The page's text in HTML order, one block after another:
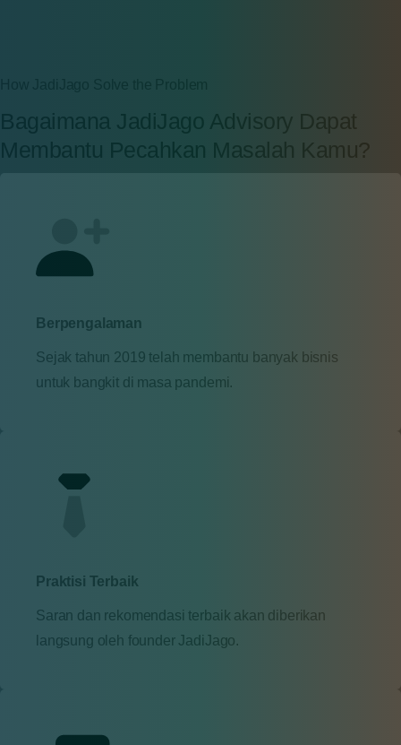
Bagaimana JadiJago Advisory Dapat
Membantu Pecahkan Masalah Kamu?
Berpengalaman
Sejak tahun 2019 telah membantu banyak bisnis
untuk bangkit di masa pandemi.
Praktisi Terbaik
Saran dan rekomendasi terbaik akan diberikan
langsung oleh founder JadiJago.